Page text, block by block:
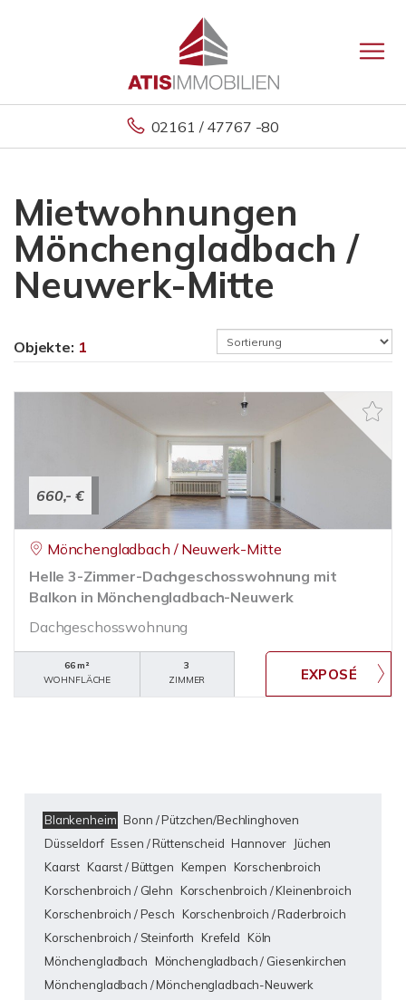
02161 / 47767 -80
Mietwohnungen
Mönchengladbach /
Neuwerk-Mitte
Objekte: 1
660,- €
Mönchengladbach / Neuwerk-Mitte
Helle 3-Zimmer-Dachgeschosswohnung mit
Balkon in Mönchengladbach-Neuwerk
Dachgeschosswohnung
66 m²
WOHNFLÄCHE
3
ZIMMER
Blankenheim Bonn / Pützchen/Bechlinghoven
Düsseldorf Essen / Rüttenscheid Hannover Jüchen
Kaarst Kaarst / Büttgen Kempen Korschenbroich
Korschenbroich / Glehn Korschenbroich / Kleinenbroich
Korschenbroich / Pesch Korschenbroich / Raderbroich
Korschenbroich / Steinforth Krefeld Köln
Mönchengladbach Mönchengladbach / Giesenkirchen
Mönchengladbach / Mönchengladbach-Neuwerk